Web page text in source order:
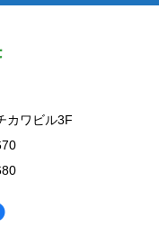
カワビル3F